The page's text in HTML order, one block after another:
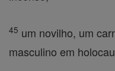
45 um novilho, um
masculino em